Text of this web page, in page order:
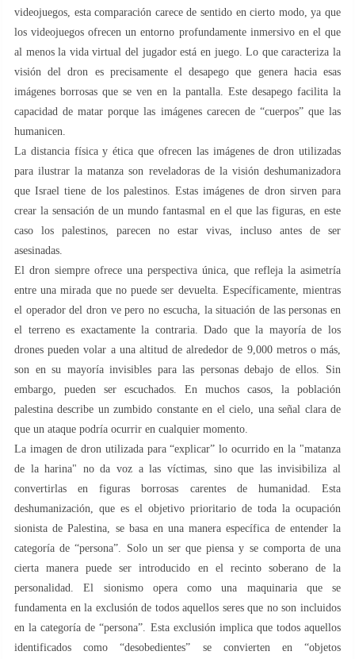
videojuegos, esta comparación carece de sentido en cierto modo, ya que
los videojuegos ofrecen un entorno profundamente inmersivo en el que
al menos la vida virtual del jugador está en juego. Lo que caracteriza la
visión del dron es precisamente el desapego que genera hacia esas
imágenes borrosas que se ven en la pantalla. Este desapego facilita la
capacidad de matar porque las imágenes carecen de “cuerpos” que las
humanicen.
La distancia física y ética que ofrecen las imágenes de dron utilizadas
para ilustrar la matanza son reveladoras de la visión deshumanizadora
que Israel tiene de los palestinos. Estas imágenes de dron sirven para
crear la sensación de un mundo fantasmal en el que las figuras, en este
caso los palestinos, parecen no estar vivas, incluso antes de ser
asesinadas.
El dron siempre ofrece una perspectiva única, que refleja la asimetría
entre una mirada que no puede ser devuelta. Específicamente, mientras
el operador del dron ve pero no escucha, la situación de las personas en
el terreno es exactamente la contraria. Dado que la mayoría de los
drones pueden volar a una altitud de alrededor de 9,000 metros o más,
son en su mayoría invisibles para las personas debajo de ellos. Sin
embargo, pueden ser escuchados. En muchos casos, la población
palestina describe un zumbido constante en el cielo, una señal clara de
que un ataque podría ocurrir en cualquier momento.
La imagen de dron utilizada para “explicar” lo ocurrido en la "matanza
de la harina" no da voz a las víctimas, sino que las invisibiliza al
convertirlas en figuras borrosas carentes de humanidad. Esta
deshumanización, que es el objetivo prioritario de toda la ocupación
sionista de Palestina, se basa en una manera específica de entender la
categoría de “persona”. Solo un ser que piensa y se comporta de una
cierta manera puede ser introducido en el recinto soberano de la
personalidad. El sionismo opera como una maquinaria que se
fundamenta en la exclusión de todos aquellos seres que no son incluidos
en la categoría de “persona”. Esta exclusión implica que todos aquellos
identificados como “desobedientes” se convierten en “objetos